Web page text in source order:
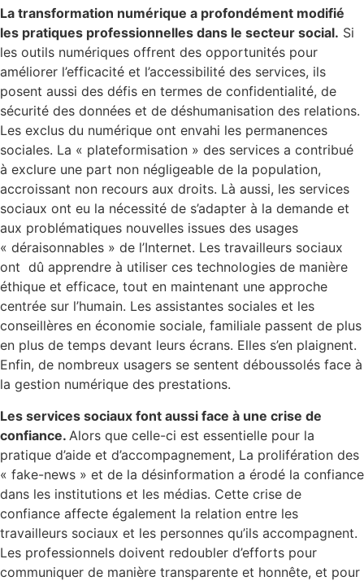
La transformation numérique a profondément modifié
les pratiques professionnelles dans le secteur social. Si
les outils numériques offrent des opportunités pour
améliorer l’efficacité et l’accessibilité des services, ils
posent aussi des défis en termes de confidentialité, de
sécurité des données et de déshumanisation des relations.
Les exclus du numérique ont envahi les permanences
sociales. La « plateformisation » des services a contribué
à exclure une part non négligeable de la population,
accroissant non recours aux droits. Là aussi, les services
sociaux ont eu la nécessité de s’adapter à la demande et
aux problématiques nouvelles issues des usages
« déraisonnables » de l’Internet. Les travailleurs sociaux
ont dû apprendre à utiliser ces technologies de manière
éthique et efficace, tout en maintenant une approche
centrée sur l’humain. Les assistantes sociales et les
conseillères en économie sociale, familiale passent de plus
en plus de temps devant leurs écrans. Elles s’en plaignent.
Enfin, de nombreux usagers se sentent déboussolés face à
la gestion numérique des prestations.
Les services sociaux font aussi face à une crise de
confiance. Alors que celle-ci est essentielle pour la
pratique d’aide et d’accompagnement, La prolifération des
« fake-news » et de la désinformation a érodé la confiance
dans les institutions et les médias. Cette crise de
confiance affecte également la relation entre les
travailleurs sociaux et les personnes qu’ils accompagnent.
Les professionnels doivent redoubler d’efforts pour
communiquer de manière transparente et honnête, et pour